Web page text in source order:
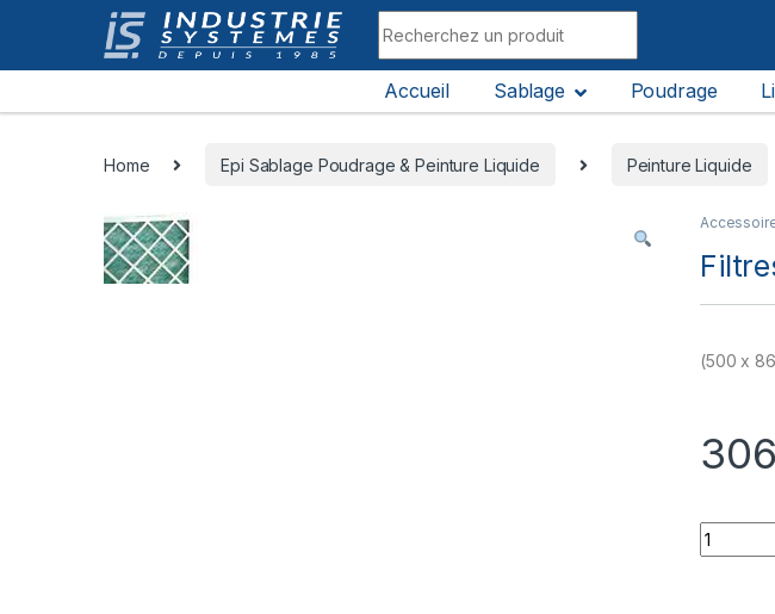
Skip to navigation
Skip to content
Accueil Sablage Poudrage
Home Epi Sablage Poudrage & Peinture Liquide Peinture Liquide
(500 x
Quantity